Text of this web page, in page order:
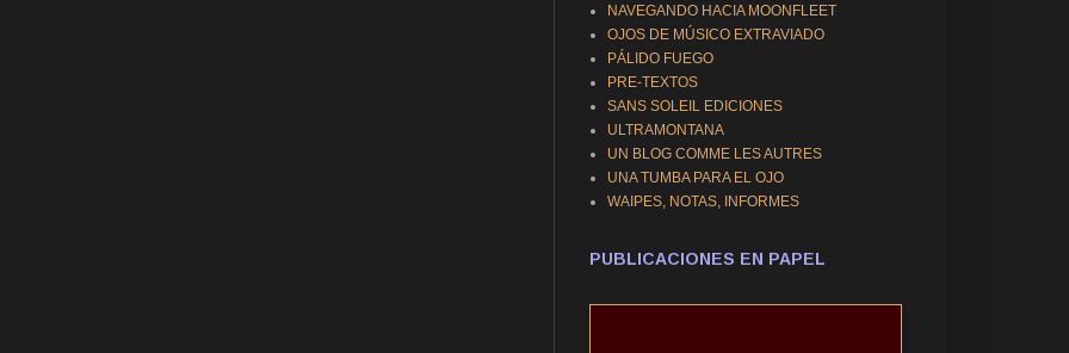
NAVEGANDO HACIA MOONFLEET
OJOS DE MÚSICO EXTRAVIADO
PÁLIDO FUEGO
PRE-TEXTOS
SANS SOLEIL EDICIONES
ULTRAMONTANA
UN BLOG COMME LES AUTRES
UNA TUMBA PARA EL OJO
WAIPES, NOTAS, INFORMES
PUBLICACIONES EN PAPEL